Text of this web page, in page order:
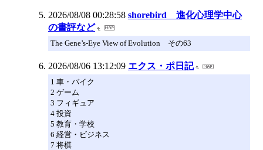
2026/08/08 00:28:58 shorebird 進化心理学中心
の書評など
The Gene’s-Eye View of Evolution その63
2026/08/06 13:12:09 エクス・ポ日記
1 車・バイク
2 ゲーム
3 フィギュア
4 投資
5 教育・学校
6 経営・ビジネス
7 将棋